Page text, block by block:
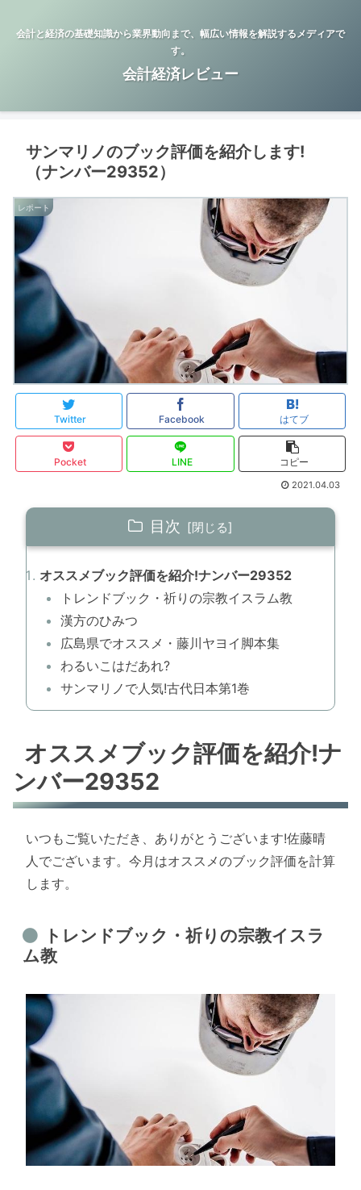
会計と経済の基礎知識から業界動向まで、幅広い情報を解説するメディアで
す。
会計経済レビュー
サンマリノのブック評価を紹介します!
（ナンバー29352）
レポート
Twitter Facebook はてブ
Pocket LINE コピー
2021.04.03
目次
オススメブック評価を紹介!ナンバー29352
トレンドブック・祈りの宗教イスラム教
漢方のひみつ
広島県でオススメ・藤川ヤヨイ脚本集
わるいこはだあれ?
サンマリノで人気!古代日本第1巻
オススメブック評価を紹介!ナ
ンバー29352
いつもご覧いただき、ありがとうございます!佐藤晴
人でございます。今月はオススメのブック評価を計算
します。
トレンドブック・祈りの宗教イスラ
ム教